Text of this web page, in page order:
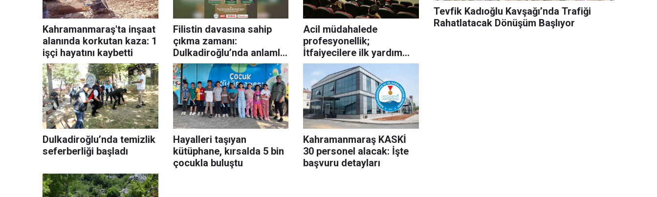
Kahramanmaraş'ta inşaat
alanında korkutan kaza: 1
işçi hayatını kaybetti
Filistin davasına sahip
çıkma zamanı:
Dulkadiroğlu’nda anlamlı
dayanışma gecesi
Acil müdahalede
profesyonellik;
İtfaiyecilere ilk yardım
eğitimi verildi
Dulkadiroğlu’nda temizlik
seferberliği başladı
Hayalleri taşıyan
kütüphane, kırsalda 5 bin
çocukla buluştu
Kahramanmaraş KASKİ
30 personel alacak: İşte
başvuru detayları
Tevfik Kadıoğlu Kavşağı’nda Trafiği
Rahatlatacak Dönüşüm Başlıyor